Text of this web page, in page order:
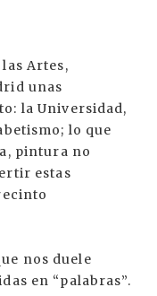
Artes,
unas
la Universidad,
lo que
pintura no
estas
nos duele
en “palabras”.